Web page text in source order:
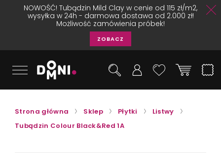
NOWOŚĆ! Tubądzin Mild Clay w cenie od 115 zł/m2,
wysyłka w 24h - darmowa dostawa od 2.000 zł!
Możliwość zamówienia próbek!
ZOBACZ
Strona główna Sklep Płytki
Listwy
Tubądzin Colour Black&Red 1A